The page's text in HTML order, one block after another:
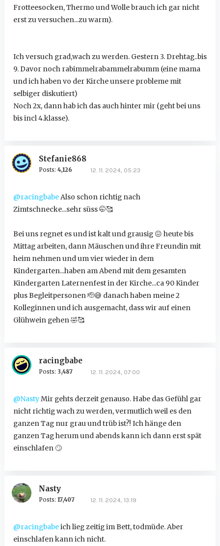
Frotteesocken, Thermo und Wolle brauch ich gar nicht
erst zu versuchen...zu warm).
Ich versuch grad,wach zu werden. Gestern 3. Drehtag..bis
9. Davor noch rabimmelrabammelrabumm (eine mama
und ich haben vo der Kirche unsere probleme mit
selbiger diskutiert)
Noch 2x, dann hab ich das auch hinter mir (geht bei uns
bis incl 4.klasse).
Stefanie868
Posts: 4,126 12. 11. 2024, 05:23
@racingbabeAlso schon richtig nach
Zimtschnecke...sehr süss🤭🥰
Bei uns regnet es und ist kalt und grausig 😖 heute bis
Mittag arbeiten, dann Mäuschen und ihre Freundin mit
heim nehmen und um vier wieder in dem
Kindergarten...haben am Abend mit dem gesamten
Kindergarten Laternenfest in der Kirche...ca 90 Kinder
plus Begleitpersonen 🫡😅 danach haben meine 2
Kolleginnen und ich ausgemacht, dass wir auf einen
Glühwein gehen🤣🥰
racingbabe
Posts: 3,487 12. 11. 2024, 07:00
@NastyMir gehts derzeit genauso. Habe das Gefühl gar
nicht richtig wach zu werden, vermutlich weil es den
ganzen Tag nur grau und trüb ist?! Ich hänge den
ganzen Tag herum und abends kann ich dann erst spät
einschlafen🙄
Nasty
Posts: 17,407 12. 11. 2024, 13:19
@racingbabeich lieg zeitig im Bett, todmüde. Aber
einschlafen kann ich nicht.